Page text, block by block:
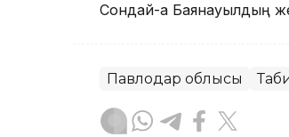
Сондай-ақ Баянауылдың
Павлодар облысы